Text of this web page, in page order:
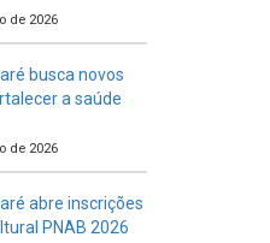
de 2026
busca novos
a saúde
de 2026
abre inscrições
PNAB 2026